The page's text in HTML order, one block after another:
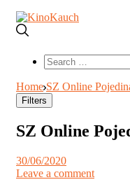
Search
for:
Home SZ Online
Filters
SZ Online
30/06/2020
Leave a comment